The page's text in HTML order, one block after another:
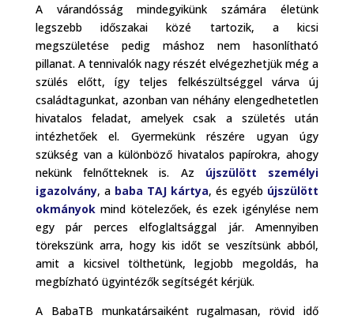
A várandósság mindegyikünk számára életünk
legszebb időszakai közé tartozik, a kicsi
megszületése pedig máshoz nem hasonlítható
pillanat. A tennivalók nagy részét elvégezhetjük még a
szülés előtt, így teljes felkészültséggel várva új
családtagunkat, azonban van néhány elengedhetetlen
hivatalos feladat, amelyek csak a születés után
intézhetőek el. Gyermekünk részére ugyan úgy
szükség van a különböző hivatalos papírokra, ahogy
nekünk felnőtteknek is. Az újszülött személyi
igazolvány, a baba TAJ kártya, és egyéb újszülött
okmányokmind kötelezőek, és ezek igénylése nem
egy pár perces elfoglaltsággal jár. Amennyiben
törekszünk arra, hogy kis időt se veszítsünk abból,
amit a kicsivel tölthetünk, legjobb megoldás, ha
megbízható ügyintézők segítségét kérjük.
A BabaTB munkatársaiként rugalmasan, rövid idő